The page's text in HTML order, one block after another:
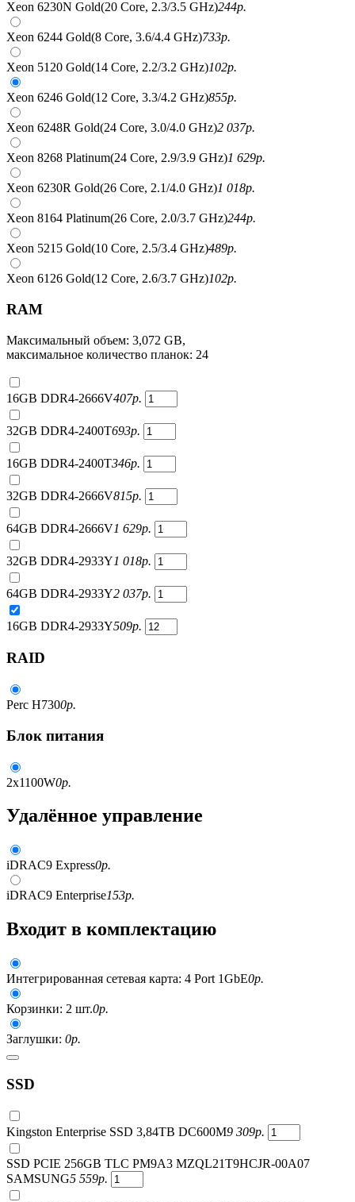
Xeon 6230N Gold(20 Core, 2.3/3.5 GHz)244р.
Xeon 6244 Gold(8 Core, 3.6/4.4 GHz)733р.
Xeon 5120 Gold(14 Core, 2.2/3.2 GHz)102р.
Xeon 6246 Gold(12 Core, 3.3/4.2 GHz)855р.
Xeon 6248R Gold(24 Core, 3.0/4.0 GHz)2 037р.
Xeon 8268 Platinum(24 Core, 2.9/3.9 GHz)1 629р.
Xeon 6230R Gold(26 Core, 2.1/4.0 GHz)1 018р.
Xeon 8164 Platinum(26 Core, 2.0/3.7 GHz)244р.
Xeon 5215 Gold(10 Core, 2.5/3.4 GHz)489р.
Xeon 6126 Gold(12 Core, 2.6/3.7 GHz)102р.
RAM
Максимальный объем: 3,072 GB,
максимальное количество планок: 24
16GB DDR4-2666V407р.
32GB DDR4-2400T693р.
16GB DDR4-2400T346р.
32GB DDR4-2666V815р.
64GB DDR4-2666V1 629р.
32GB DDR4-2933Y1 018р.
64GB DDR4-2933Y2 037р.
16GB DDR4-2933Y509р.
RAID
Perc H7300р.
Блок питания
2x1100W0р.
Удалённое управление
iDRAC9 Express0р.
iDRAC9 Enterprise153р.
Входит в комплектацию
Интегрированная сетевая карта: 4 Port 1GbE0р.
Корзинки: 2 шт.0р.
Заглушки: 0р.
SSD
Kingston Enterprise SSD 3,84TB DC600M9 309р.
SSD PCIE 256GB TLC PM9A3 MZQL21T9HCJR-00A07
SAMSUNG5 559р.